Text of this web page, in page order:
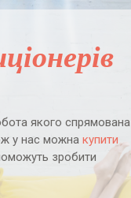
якого спрямована
у нас можна купити
зробити